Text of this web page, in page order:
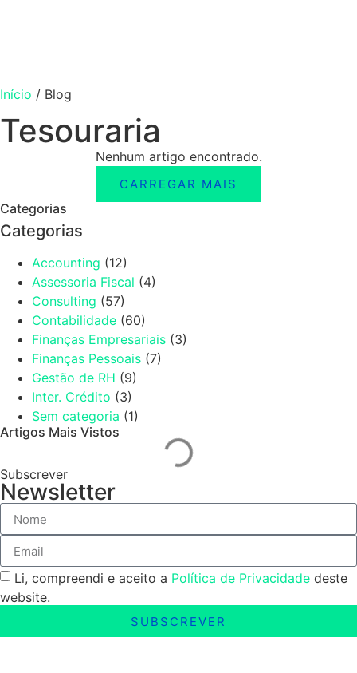
Início / Blog
Tesouraria
Nenhum artigo encontrado.
CARREGAR MAIS
Categorias
Categorias
Accounting (12)
Assessoria Fiscal (4)
Consulting (57)
Contabilidade (60)
Finanças Empresariais (3)
Finanças Pessoais (7)
Gestão de RH (9)
Inter. Crédito (3)
Sem categoria (1)
Artigos Mais Vistos
Subscrever
Newsletter
Li, compreendi e aceito a Política de Privacidade deste
website.
SUBSCREVER